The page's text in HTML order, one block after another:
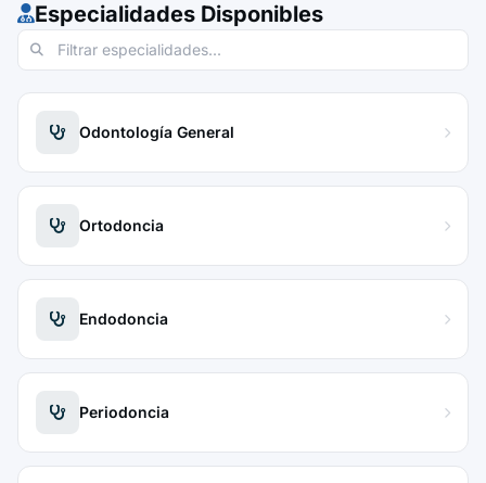
Especialidades Disponibles
Odontología General
Ortodoncia
Endodoncia
Periodoncia